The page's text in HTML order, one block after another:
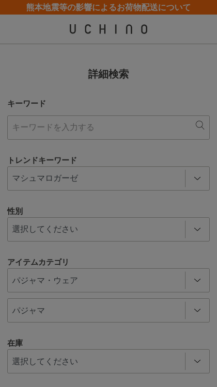
【クリアランスセール】人気パジャマが追加！
夏季休業（お電話）のお知らせ
熊本地震等の影響によるお荷物配送について
【クリアランスセール】人気パジャマが追加！
夏季休業（お電話）のお知らせ
詳細検索
キーワード
トレンドキーワード
性別
アイテムカテゴリ
在庫